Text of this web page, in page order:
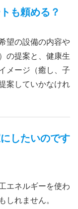
も頼める ？
望の設備の内容や
の提案と、健康生
メージ（癒し、子
案していかなけれ
したいのです
エネルギーを使わ
しれません。